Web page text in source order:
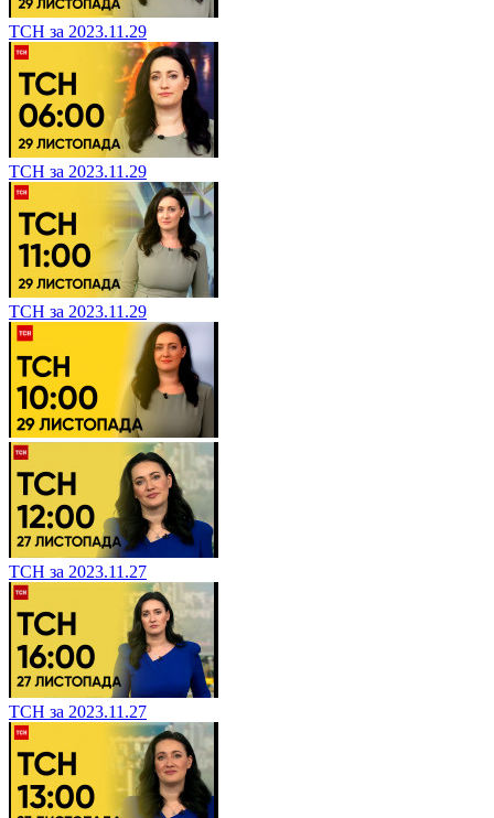
ТСН за 2023.11.29
ТСН за 2023.11.29
ТСН за 2023.11.29
ТСН за 2023.11.27
ТСН за 2023.11.27